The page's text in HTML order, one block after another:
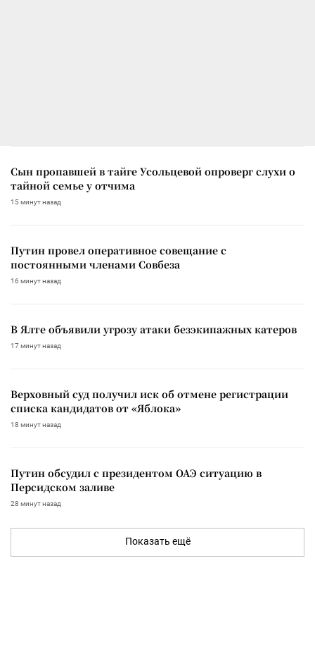
Сын пропавшей в тайге Усольцевой опроверг слухи о
тайной семье у отчима
15 минут назад
Путин провел оперативное совещание с
постоянными членами Совбеза
16 минут назад
В Ялте объявили угрозу атаки безэкипажных катеров
17 минут назад
Верховный суд получил иск об отмене регистрации
списка кандидатов от «Яблока»
18 минут назад
Путин обсудил с президентом ОАЭ ситуацию в
Персидском заливе
28 минут назад
Показать ещё